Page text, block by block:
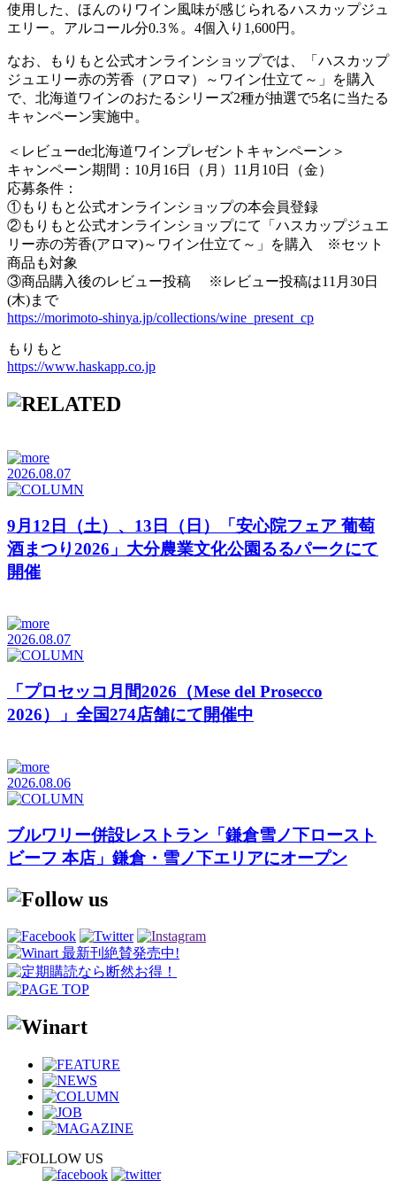
使用した、ほんのりワイン風味が感じられるハスカップジュ
エリー。アルコール分0.3％。4個入り1,600円。
なお、もりもと公式オンラインショップでは、「ハスカップ
ジュエリー赤の芳香（アロマ）～ワイン仕立て～」を購入
で、北海道ワインのおたるシリーズ2種が抽選で5名に当たる
キャンペーン実施中。
＜レビューde北海道ワインプレゼントキャンペーン＞
キャンペーン期間：10月16日（月）11月10日（金）
応募条件：
①もりもと公式オンラインショップの本会員登録
②もりもと公式オンラインショップにて「ハスカップジュエ
リー赤の芳香(アロマ)～ワイン仕立て～」を購入 ※セット
商品も対象
③商品購入後のレビュー投稿 ※レビュー投稿は11月30日
(木)まで
https://morimoto-shinya.jp/collections/wine_present_cp
もりもと
https://www.haskapp.co.jp
2026.08.07
9月12日（土）、13日（日）「安心院フェア 葡萄
酒まつり2026」大分農業文化公園るるパークにて
開催
2026.08.07
「プロセッコ月間2026（Mese del Prosecco
2026）」全国274店舗にて開催中
2026.08.06
ブルワリー併設レストラン「鎌倉雪ノ下ロースト
ビーフ 本店」鎌倉・雪ノ下エリアにオープン